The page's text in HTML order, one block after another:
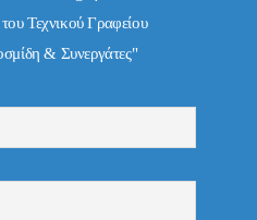
Τεχνικού Γραφείου
& Συνεργάτες"